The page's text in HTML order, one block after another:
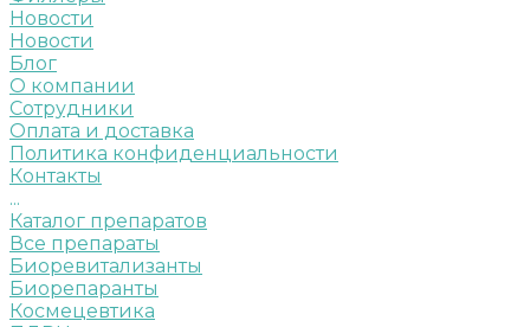
Новости
Новости
Блог
О компании
Сотрудники
Оплата и доставка
Политика конфиденциальности
Контакты
...
Каталог препаратов
Все препараты
Биоревитализанты
Биорепаранты
Космецевтика